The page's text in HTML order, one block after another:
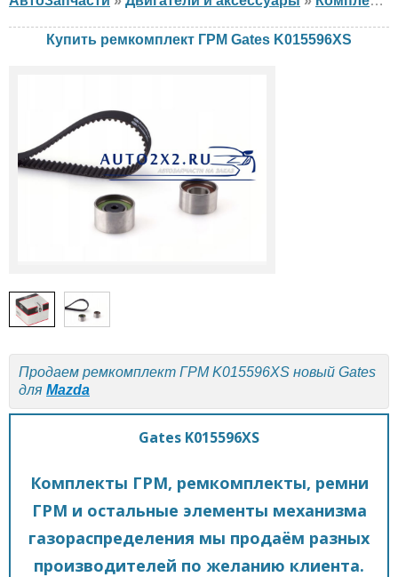
Купить ремкомплект ГРМ Gates K015596XS
Продаем ремкомплект ГРМ K015596XS новый Gates
для Mazda
Gates K015596XS
Комплекты ГРМ, ремкомплекты, ремни
ГРМ и остальные элементы механизма
газораспределения мы продаём разных
производителей по желанию клиента.